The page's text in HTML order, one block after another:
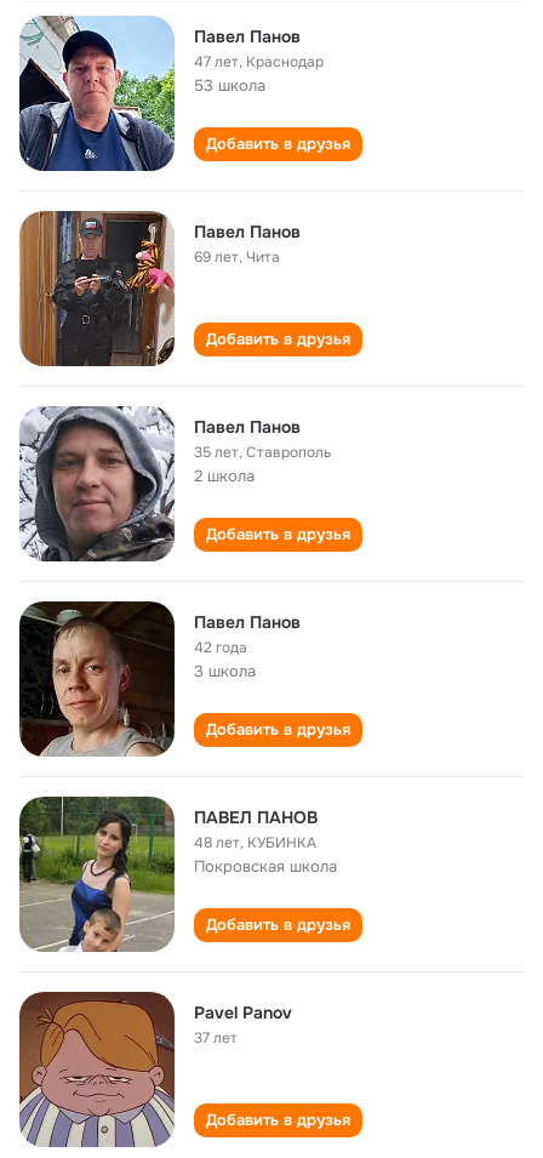
Павел Панов
47 лет, Краснодар
53 школа
Добавить в друзья
Павел Панов
69 лет,Чита
Добавить в друзья
Павел Панов
35 лет,Ставрополь
2 школа
Добавить в друзья
Павел Панов
42 года
3 школа
Добавить в друзья
ПАВЕЛ ПАНОВ
48 лет, КУБИНКА
Покровская школа
Добавить в друзья
Pavel Panov
37 лет
Добавить в друзья